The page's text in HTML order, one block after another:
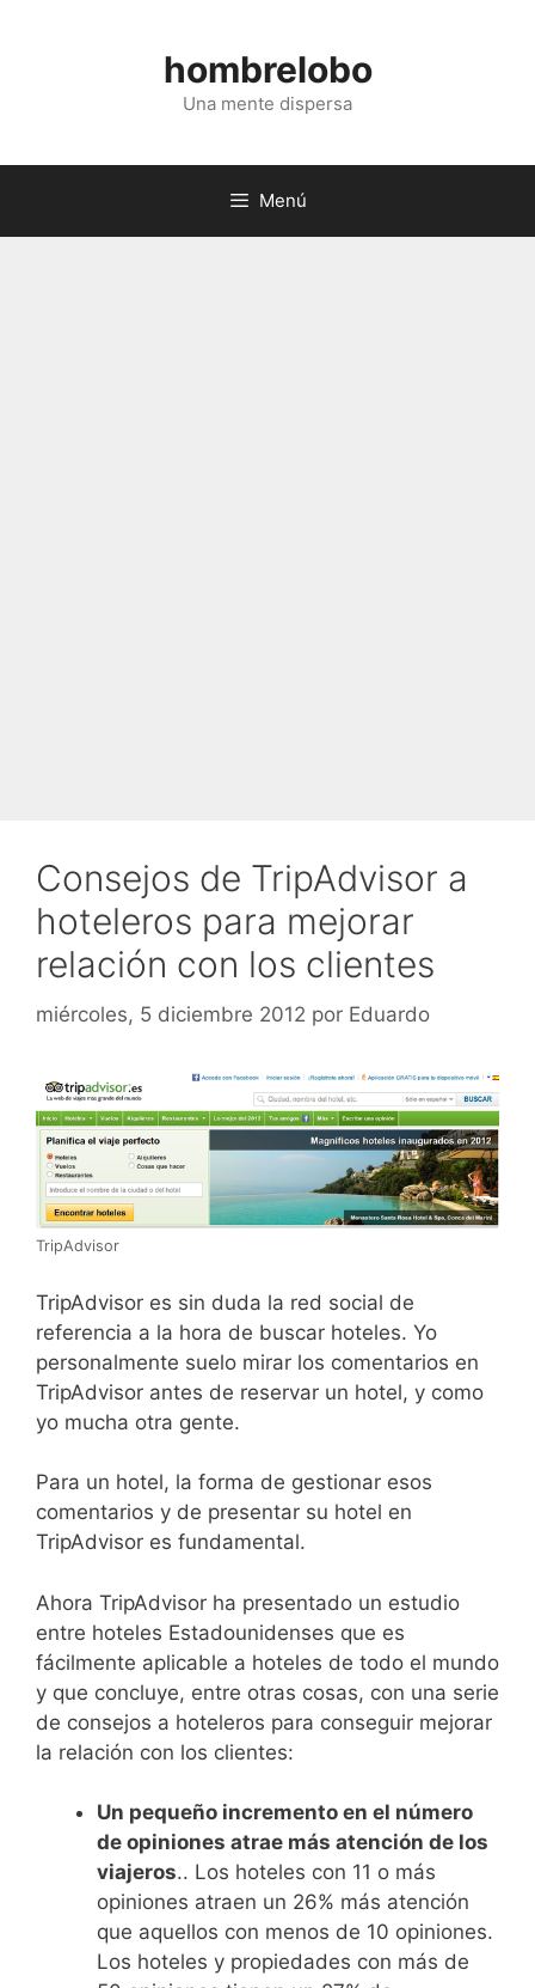
hombrelobo
Una mente dispersa
Menú
Consejos de TripAdvisor a
hoteleros para mejorar
relación con los clientes
miércoles, 5 diciembre 2012 por Eduardo
TripAdvisor
TripAdvisor es sin duda la red social de
referencia a la hora de buscar hoteles. Yo
personalmente suelo mirar los comentarios en
TripAdvisor antes de reservar un hotel, y como
yo mucha otra gente.
Para un hotel, la forma de gestionar esos
comentarios y de presentar su hotel en
TripAdvisor es fundamental.
Ahora TripAdvisor ha presentado un estudio
entre hoteles Estadounidenses que es
fácilmente aplicable a hoteles de todo el mundo
y que concluye, entre otras cosas, con una serie
de consejos a hoteleros para conseguir mejorar
la relación con los clientes:
Un pequeño incremento en el número
de opiniones atrae más atención de los
viajeros.. Los hoteles con 11 o más
opiniones atraen un 26% más atención
que aquellos con menos de 10 opiniones.
Los hoteles y propiedades con más de